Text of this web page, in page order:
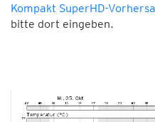
Kompakt SuperHD-
bitte dort eingeben.